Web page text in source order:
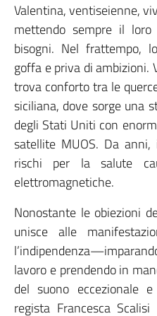
Valentina, ventiseienne,
mettendo sempre il
bisogni. Nel frattempo,
goffa e priva di ambizioni.
trova conforto tra le
siciliana, dove sorge una
degli Stati Uniti con
satellite MUOS. Da
rischi per la salute
elettromagnetiche.
Nonostante le obiezioni
unisce alle
lavoro e prendendo in
del suono eccezionale
regista Francesca